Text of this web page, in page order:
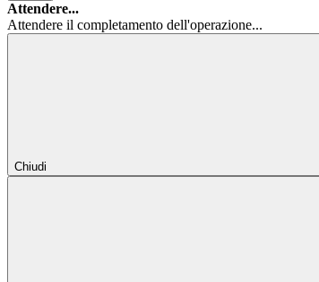
Attendere...
Attendere il completamento dell'operazione...
Chiudi